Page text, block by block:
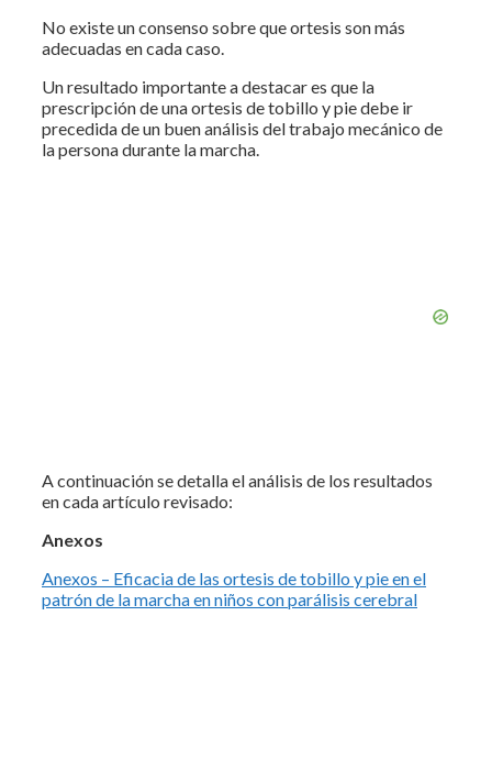
No existe un consenso sobre que ortesis son más
adecuadas en cada caso.
Un resultado importante a destacar es que la
prescripción de una ortesis de tobillo y pie debe ir
precedida de un buen análisis del trabajo mecánico de
la persona durante la marcha.
A continuación se detalla el análisis de los resultados
en cada artículo revisado:
Anexos
Anexos – Eficacia de las ortesis de tobillo y pie en el
patrón de la marcha en niños con parálisis cerebral